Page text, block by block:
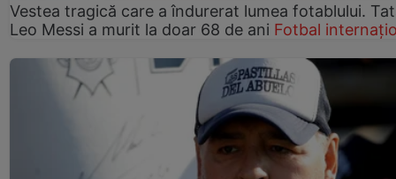
Vestea tragică care a îndurerat lumea fotablului.
Leo Messi a murit la doar 68 de ani Fotbal